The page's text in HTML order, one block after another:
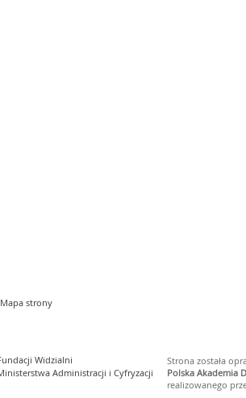
Mapa strony
Strona została
Polska Akademia
realizowanego